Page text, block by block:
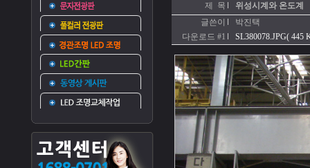
제 목
위성시계와 온도계
글쓴이
박진택
다운로드 #1
SL380078.JPG( 445